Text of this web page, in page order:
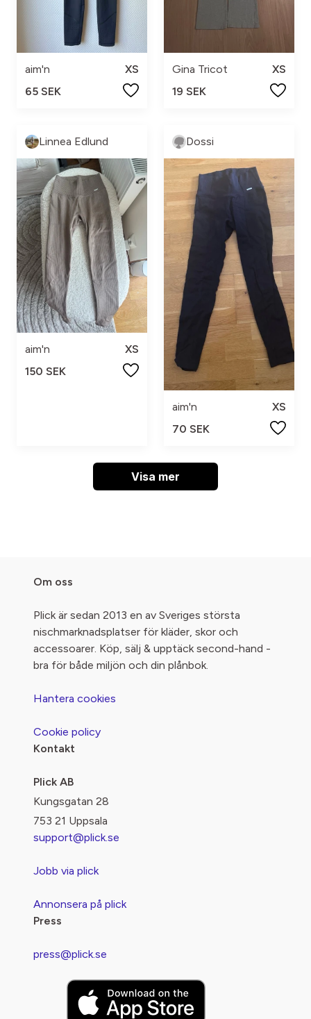
aim'n
XS
65 SEK
Gina Tricot
XS
19 SEK
Linnea Edlund
aim'n
XS
150 SEK
Dossi
aim'n
XS
70 SEK
Visa mer
Om oss
Plick är sedan 2013 en av Sveriges största
nischmarknadsplatser för kläder, skor och
accessoarer. Köp, sälj & upptäck second-hand -
bra för både miljön och din plånbok.
Hantera cookies
Cookie policy
Kontakt
Plick AB
Kungsgatan 28
753 21 Uppsala
support@plick.se
Jobb via plick
Annonsera på plick
Press
press@plick.se